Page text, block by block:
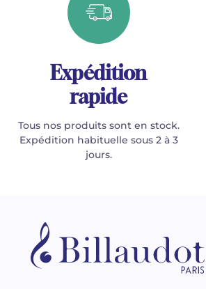
Expédition
rapide
Tous nos produits sont en stock.
Expédition habituelle sous 2 à 3
jours.